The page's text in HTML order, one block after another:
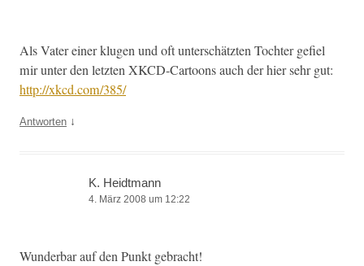
Als Vater ein­er klu­gen und oft unter­schätzten Tochter gefiel
mir unter den let­zten XKCD-Car­toons auch der hier sehr gut:
http://xkcd.com/385/
Antworten ↓
K. Heidtmann
4. März 2008 um 12:22
Wun­der­bar auf den Punkt gebracht!